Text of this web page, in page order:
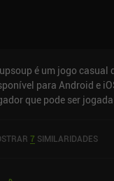
é um jogo casual
para Android e
que pode ser
atual de 4,7 de
7 SIMILARIDADES